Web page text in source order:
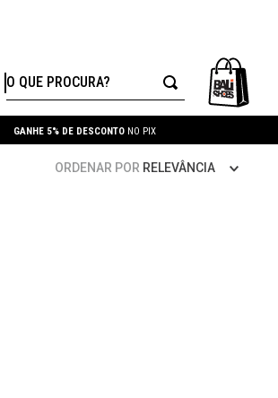
O QUE PROCURA?
GANHE 5% DE DESCONTO NO PIX
ORDENAR POR RELEVÂNCIA